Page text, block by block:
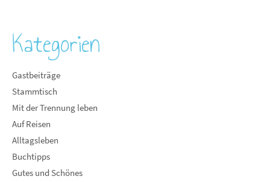
Kategorien
Gastbeiträge
Stammtisch
Mit der Trennung leben
Auf Reisen
Alltagsleben
Buchtipps
Gutes und Schönes